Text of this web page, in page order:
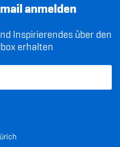
anmelden
Inspirierendes über den
erhalten